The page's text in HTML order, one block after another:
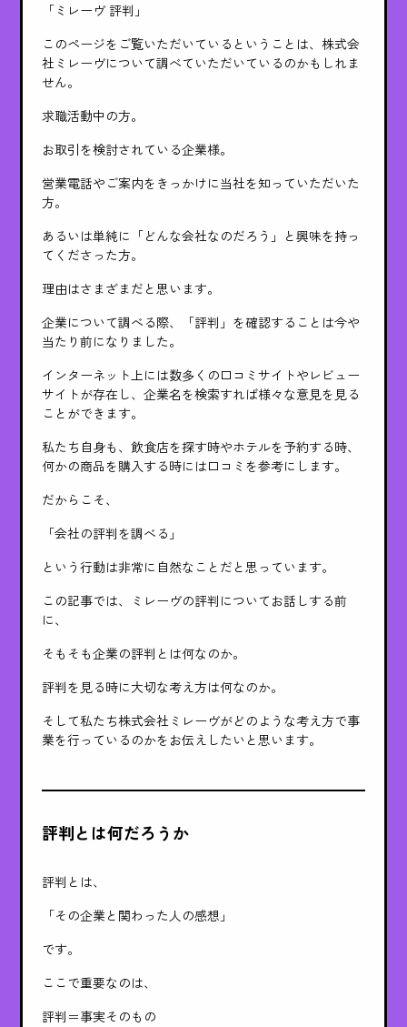
「ミレーヴ 評判」
このページをご覧いただいているということは、株式会
社ミレーヴについて調べていただいているのかもしれま
せん。
求職活動中の方。
お取引を検討されている企業様。
営業電話やご案内をきっかけに当社を知っていただいた
方。
あるいは単純に「どんな会社なのだろう」と興味を持っ
てくださった方。
理由はさまざまだと思います。
企業について調べる際、「評判」を確認することは今や
当たり前になりました。
インターネット上には数多くの口コミサイトやレビュー
サイトが存在し、企業名を検索すれば様々な意見を見る
ことができます。
私たち自身も、飲食店を探す時やホテルを予約する時、
何かの商品を購入する時には口コミを参考にします。
だからこそ、
「会社の評判を調べる」
という行動は非常に自然なことだと思っています。
この記事では、ミレーヴの評判についてお話しする前
に、
そもそも企業の評判とは何なのか。
評判を見る時に大切な考え方は何なのか。
そして私たち株式会社ミレーヴがどのような考え方で事
業を行っているのかをお伝えしたいと思います。
評判とは何だろうか
評判とは、
「その企業と関わった人の感想」
です。
ここで重要なのは、
評判＝事実そのもの